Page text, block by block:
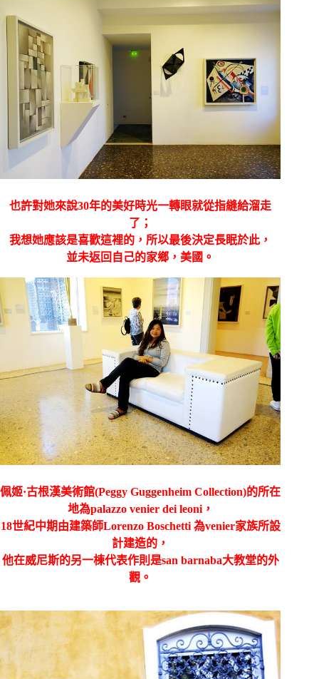
也許對她來說30年的美好時光一轉眼就從指縫給溜走
了；
我想她應該是喜歡這裡的，所以最後決定長眠於此，
並未返回自己的家鄉，美國。
佩姬·古根漢美術館(Peggy Guggenheim Collection)的所在
地為palazzo venier dei leoni，
18世紀中期由建築師Lorenzo Boschetti 為venier家族所設
計建造的，
他在威尼斯的另一棟代表作則是san barnaba大教堂的外
觀。